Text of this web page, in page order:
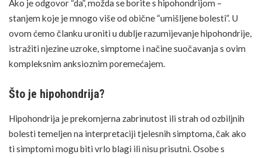
Ako je odgovor “da”, možda se borite s hipohondrijom –
stanjem koje je mnogo više od obične “umišljene bolesti”. U
ovom ćemo članku uroniti u dublje razumijevanje hipohondrije,
istražiti njezine uzroke, simptome i načine suočavanja s ovim
kompleksnim anksioznim poremećajem.
Što je hipohondrija?
Hipohondrija je prekomjerna zabrinutost ili strah od ozbiljnih
bolesti temeljen na interpretaciji tjelesnih simptoma, čak ako
ti simptomi mogu biti vrlo blagi ili nisu prisutni. Osobe s